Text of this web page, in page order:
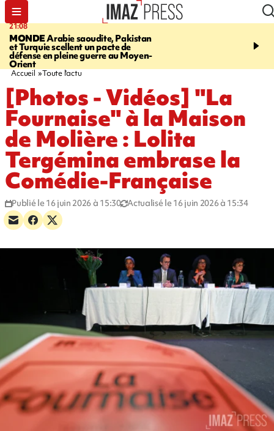
21:08
MONDEArabie saoudite, Pakistan
et Turquie scellent un pacte de
défense en pleine guerre au Moyen-
Orient
20:06
l'Asie, mort d'une
Accueil Toute l'actu
[Photos - Vidéos] "La
Fournaise" à la Maison
de Molière : Lolita
Tergémina embrase la
Comédie-Française
Publié le 16 juin 2026 à 15:30 Actualisé le 16 juin 2026 à 15:34